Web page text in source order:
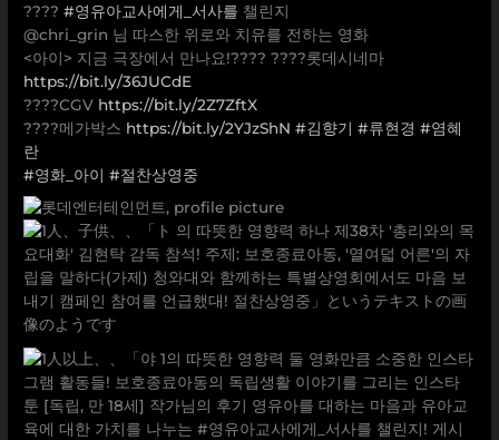
????#영유아교사에게_서사를 챌린지
@chri_grin 님 따스한 위로와 치유를 전하는 영화
<아이> 지금 극장에서 만나요!???? ????롯데시네마
https://bit.ly/36JUCdE
????CGV https://bit.ly/2Z7ZftX
????메가박스 https://bit.ly/2YJzShN #김향기 #류현경 #염혜
란
#영화_아이 #절찬상영중